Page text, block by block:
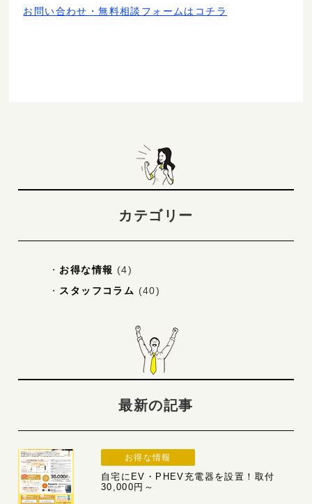
お問い合わせ・無料相談フォームはコチラ
カテゴリー
お得な情報 (4)
スタッフコラム (40)
最新の記事
お得な情報
自宅にEV・PHEV充電器を設置！取付
30,000円～